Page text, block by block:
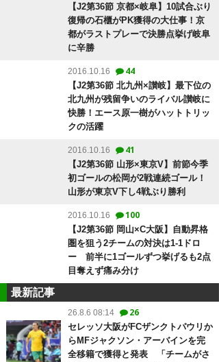
【J2第36節 京都×岐阜】10試合ぶり
復帰の石櫃がPK獲得の大仕事！京
都がラストプレーで決勝点挙げ岐阜
に辛勝
2016.10.16 44
【J2第36節 北九州×讃岐】最下位の
北九州が残留争いのライバル讃岐に
快勝！エース原一樹がハットトリッ
クの活躍
2016.10.16 41
【J2第36節 山形×東京V】前節今季
初ゴールの松岡が2戦連続ゴール！
山形が東京V下し4戦ぶり勝利
2016.10.16 100
【J2第36節 岡山×C大阪】自動昇格
圏を狙う2チームの対決は1-1ドロ
ー 前半に1ゴールずつ挙げるも2点
目奪えず痛み分け
最新記事
26.8.6 08:14 26
セレッソ大阪がFCザンクトパウリか
らMFジャクソン・アーバインを完
全移籍で獲得と発表 「チームがさ